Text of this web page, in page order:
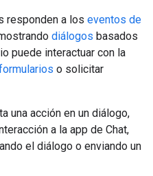
responden a los eventos de
diálogos basados
puede interactuar con la
o solicitar
una acción en un diálogo,
a la app de Chat,
el diálogo o enviando un